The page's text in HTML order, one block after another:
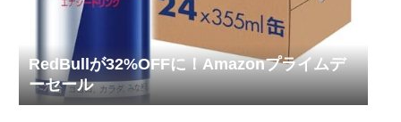
RedBullが32%OFFに！Amazonプライムデ
ーセール